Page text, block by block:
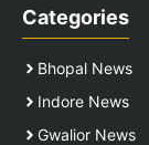
Categories
Bhopal News
Indore News
Gwalior News